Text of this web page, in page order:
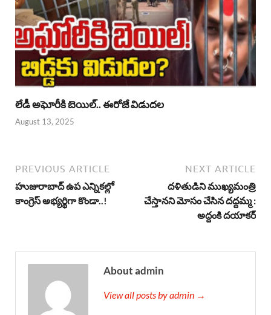
లేడీ అఘోరీకి బెయిల్.. ఈరోజే విడుదల
August 13, 2025
PREVIOUS ARTICLE
హుజురాబాద్ ఉప ఎన్నికల్లో
కాంగ్రెస్ అభ్యర్థిగా కొండా..!
NEXT ARTICLE
దళితుడిని ముఖ్యమంత్రి
చేస్తానని మోసం చేసిన దద్దమ్మ :
అద్దంకి దయాకర్
About admin
View all posts by admin →